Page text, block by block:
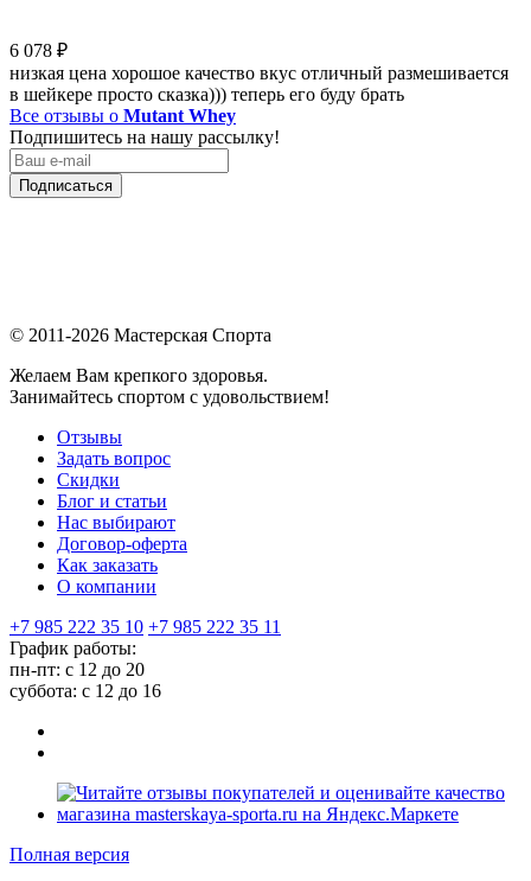
6 078 ₽
низкая цена хорошое качество вкус отличный размешивается
в шейкере просто сказка))) теперь его буду брать
Все отзывы о Mutant Whey
Подпишитесь на нашу рассылку!
Подписаться
© 2011-2026 Мастерская Спорта
Желаем Вам крепкого здоровья.
Занимайтесь спортом с удовольствием!
Отзывы
Задать вопрос
Скидки
Блог и статьи
Нас выбирают
Договор-оферта
Как заказать
О компании
+7 985 222 35 10 +7 985 222 35 11
График работы:
пн-пт: с 12 до 20
суббота: c 12 до 16
Полная версия